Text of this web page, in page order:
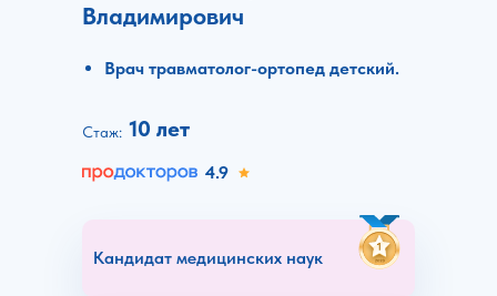
Владимирович
Врач травматолог-ортопед детский.
10 лет
Стаж:
4.9
Кандидат медицинских наук